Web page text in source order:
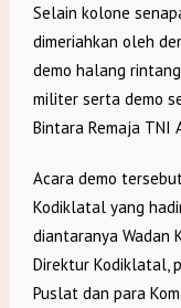
Selain kolone
dimeriahkan oleh
demo halang
militer serta demo
Bintara Remaja TNI
Acara demo
Kodiklatal yang
diantaranya Wadan
Direktur Kodiklatal,
Puslat dan para